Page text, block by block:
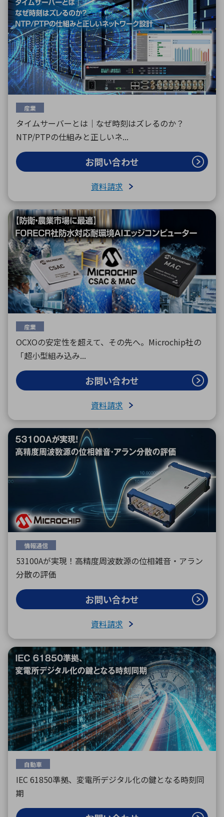
産業
タイムサーバーとは｜なぜ時刻はズレるのか？
NTP/PTPの仕組みと正しいネ...
お問い合わせ
資料請求
産業
OCXOの安定性を超えて、その先へ。Microchip社の
「超小型組み込み...
お問い合わせ
資料請求
情報通信
53100Aが実現！高精度周波数源の位相雑音・アラン
分散の評価
お問い合わせ
資料請求
自動車
IEC 61850準拠、変電所デジタル化の鍵となる時刻同
期